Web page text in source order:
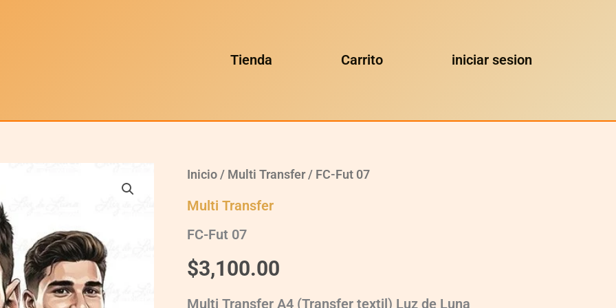
Tienda Carrito iniciar sesion
Inicio/ Multi Transfer/ FC-Fut 07
Multi Transfer
FC-Fut 07
$3,100.00
Multi Transfer A4 (Transfer textil) Luz de Luna
FC-
quantity